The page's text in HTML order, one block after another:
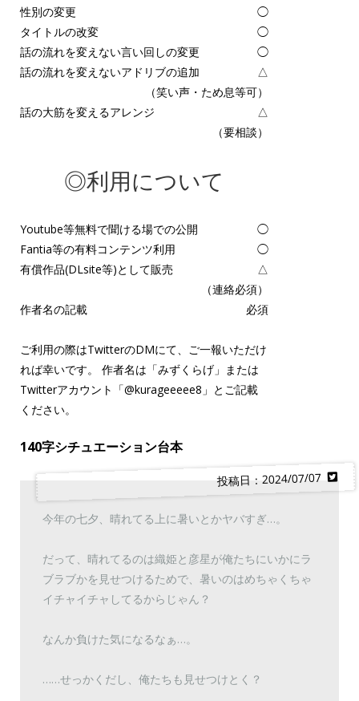
性別の変更
◯
タイトルの改変
◯
話の流れを変えない言い回しの変更
◯
話の流れを変えないアドリブの追加
△
（笑い声・ため息等可）
話の大筋を変えるアレンジ
△
（要相談）
◎利用について
Youtube等無料で聞ける場での公開
◯
Fantia等の有料コンテンツ利用
◯
有償作品(DLsite等)として販売
△
（連絡必須）
作者名の記載
必須
ご利用の際はTwitterのDMにて、ご一報いただけ
れば幸いです。 作者名は「みずくらげ」または
Twitterアカウント「@kurageeeee8 」とご記載
ください。
140字シチュエーション台本
投稿日：2024/07/07
今年の七夕、晴れてる上に暑いとかヤバすぎ…。
だって、晴れてるのは織姫と彦星が俺たちにいかにラ
ブラブかを見せつけるためで、暑いのはめちゃくちゃ
イチャイチャしてるからじゃん？
なんか負けた気になるなぁ…。
……せっかくだし、俺たちも見せつけとく？